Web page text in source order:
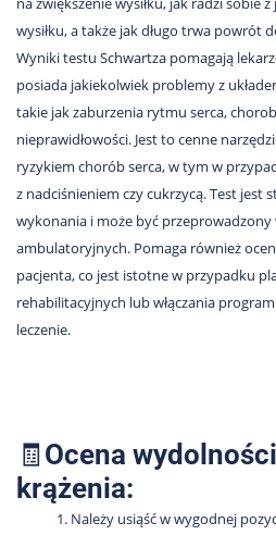
wysiłku, a także jak długo trwa powrót
Wyniki testu Schwartza pomagają
posiada jakiekolwiek problemy z
takie jak zaburzenia rytmu serca,
nieprawidłowości. Jest to cenne
ryzykiem chorób serca, w tym w
z nadciśnieniem czy cukrzycą. Test jest
wykonania i może być przeprowadzony
ambulatoryjnych. Pomaga również
pacjenta, co jest istotne w przypadku
rehabilitacyjnych lub włączania
leczenie.
🧾 Ocena
krążenia:
Należy usiąść w wygodnej